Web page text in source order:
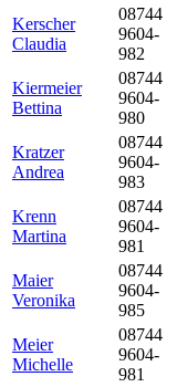
Kerscher
Claudia
08744
9604-
982
Kiermeier
Bettina
08744
9604-
980
Kratzer
Andrea
08744
9604-
983
Krenn
Martina
08744
9604-
981
Maier
Veronika
08744
9604-
985
Meier
Michelle
08744
9604-
981